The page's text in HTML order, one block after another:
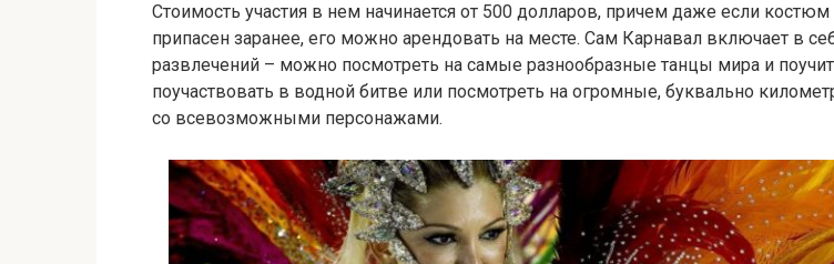
Стоимость участия в нем начинается от 500 долларов, причем даже если
припасен заранее, его можно арендовать на месте. Сам Карнавал включает в
развлечений – можно посмотреть на самые разнообразные танцы мира и
поучаствовать в водной битве или посмотреть на огромные, буквально
со всевозможными персонажами.